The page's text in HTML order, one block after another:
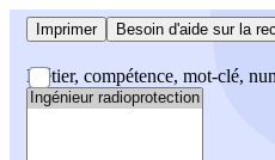
Imprimer Besoin d'aide sur la
Métier, compétence, mot-clé,